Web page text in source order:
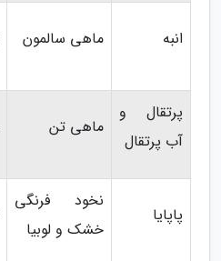
انبه ماهی سالمون
پرتقال و
آب پرتقال
ماهی تن
پاپایا
نخود فرنگی
خشک و لوبیا